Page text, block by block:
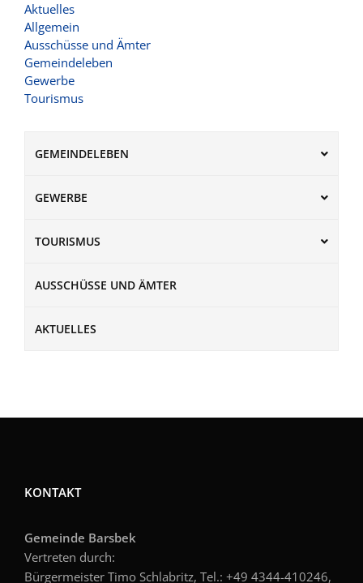
Aktuelles
Allgemein
Ausschüsse und Ämter
Gemeindeleben
Gewerbe
Tourismus
GEMEINDELEBEN
GEWERBE
TOURISMUS
AUSSCHÜSSE UND ÄMTER
AKTUELLES
KONTAKT
Gemeinde Barsbek
Vertreten durch:
Bürgermeister Timo Schlabritz, Tel.: +49 4344-410246,